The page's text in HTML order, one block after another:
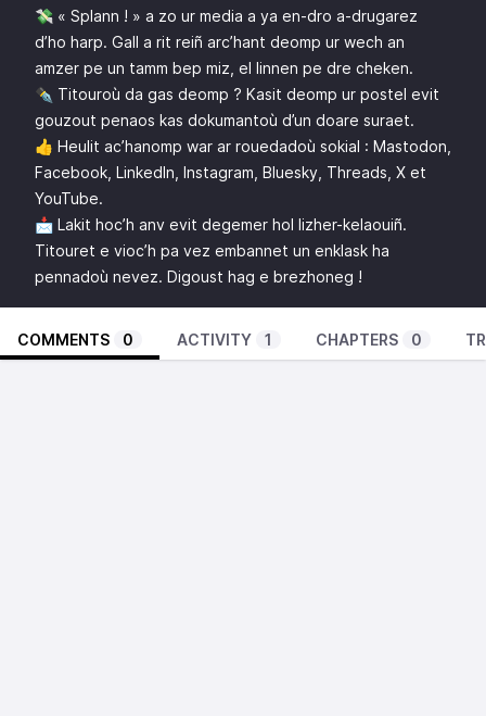
💸 « Splann ! » a zo ur media a ya en-dro a-drugarez
d’ho harp. Gall a rit reiñ arc’hant deomp ur wech an
amzer pe un tamm bep miz, el linnen pe dre cheken.
✒️ Titouroù da gas deomp ? Kasit deomp ur postel evit
gouzout penaos kas dokumantoù d’un doare suraet.
👍 Heulit ac’hanomp war ar rouedadoù sokial : Mastodon
Facebook LinkedIn Instagram Bluesky Threads X et
YouTube.
📩 Lakit hoc’h anv evit degemer hol lizher-kelaouiñ.
Titouret e vioc’h pa vez embannet un enklask ha
pennadoù nevez. Digoust hag e brezhoneg !
COMMENTS 0 ACTIVITY 1 CHAPTERS 0